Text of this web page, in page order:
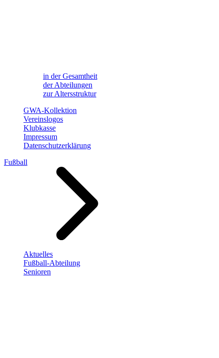
in der Gesamtheit
der Abteilungen
zur Altersstruktur
GWA-Kollektion
Vereinslogos
Klubkasse
Impressum
Datenschutzerklärung
Fußball
Aktuelles
Fußball-Abteilung
Senioren